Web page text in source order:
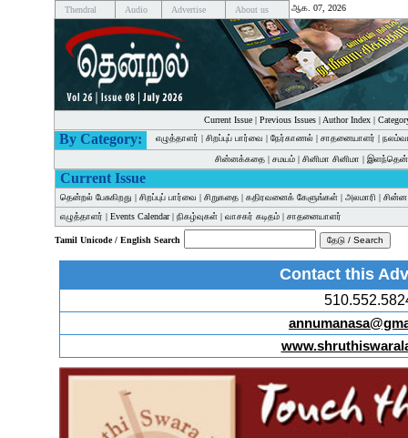
Thendral Audio Advertise About us ஆக. 07, 2026
Current Issue| Previous Issues| Author Index|
By Category: எழுத்தாளர் | சிறப்புப் பார்வை | நேர்காணல் | சாதனையாளர் |
சின்னக்கதை | சமயம் | சினிமா சினிமா |
Current Issue
தென்றல் பேசுகிறது | சிறப்புப் பார்வை | சிறுகதை | கதிரவனைக் கேளுங்கள் | அலமாரி |
எழுத்தாளர் | Events Calendar| நிகழ்வுகள் | வாசகர் கடிதம் | சாதனையாளர்
Tamil Unicode / English Search
Contact this